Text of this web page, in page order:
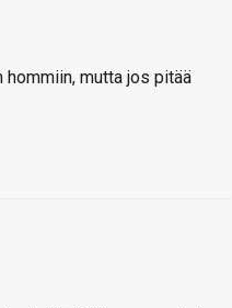
hommiin, mutta jos pitää